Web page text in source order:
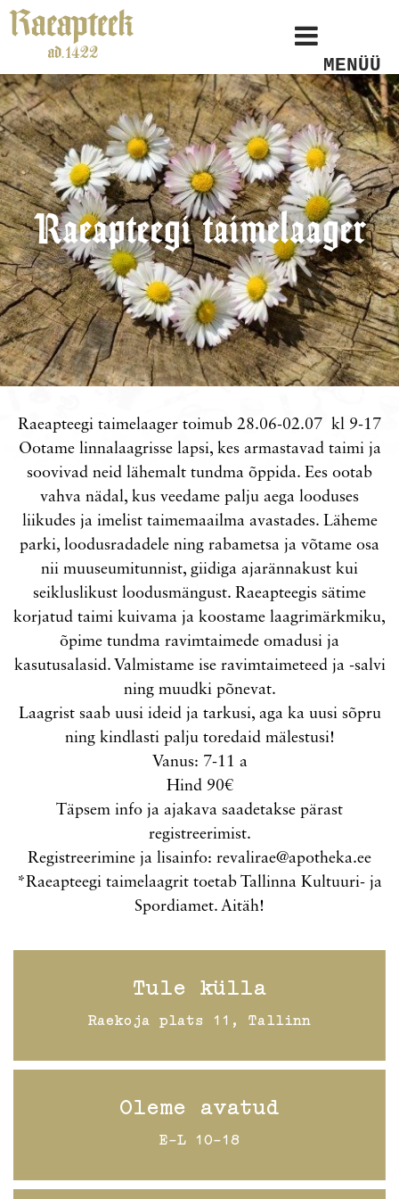
MENÜÜ
Raeapteegi taimelaager
Raeapteegi taimelaager toimub 28.06-02.07 kl 9-17
Ootame linnalaagrisse lapsi, kes armastavad taimi ja
soovivad neid lähemalt tundma õppida. Ees ootab
vahva nädal, kus veedame palju aega looduses
liikudes ja imelist taimemaailma avastades. Läheme
parki, loodusradadele ning rabametsa ja võtame osa
nii muuseumitunnist, giidiga ajarännakust kui
seikluslikust loodusmängust. Raeapteegis sätime
korjatud taimi kuivama ja koostame laagrimärkmiku,
õpime tundma ravimtaimede omadusi ja
kasutusalasid. Valmistame ise ravimtaimeteed ja -salvi
ning muudki põnevat.
Laagrist saab uusi ideid ja tarkusi, aga ka uusi sõpru
ning kindlasti palju toredaid mälestusi!
Vanus: 7-11 a
Hind 90€
Täpsem info ja ajakava saadetakse pärast
registreerimist.
Registreerimine ja lisainfo: revalirae@apotheka.ee
*Raeapteegi taimelaagrit toetab Tallinna Kultuuri- ja
Spordiamet. Aitäh!
Tule külla
Raekoja plats 11, Tallinn
Oleme avatud
E-L 10-18